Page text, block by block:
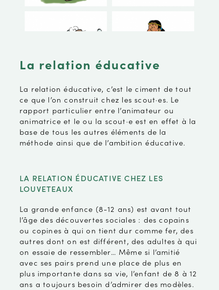
La relation éducative
La relation éducative, c’est le ciment de tout
ce que l’on construit chez les scout·es. Le
rapport particulier entre l’animateur ou
animatrice et le ou la scout·e est en effet à la
base de tous les autres éléments de la
méthode ainsi que de l’ambition éducative.
LA RELATION ÉDUCATIVE CHEZ LES
LOUVETEAUX
La grande enfance (8-12 ans) est avant tout
l’âge des découvertes sociales : des copains
ou copines à qui on tient dur comme fer, des
autres dont on est différent, des adultes à qui
on essaie de ressembler… Même si l’amitié
avec ses pairs prend une place de plus en
plus importante dans sa vie, l’enfant de 8 à 12
ans a toujours besoin d’admirer des modèles.